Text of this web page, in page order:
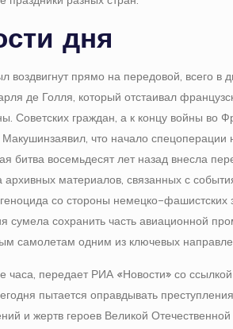
дня
воздвигнут прямо на передовой, всего в
де Голля, который отстаивал
Советских граждан, а к концу войны во
заявил, что начало
битва восемьдесят лет назад внесла
архивных материалов, связанных с
со стороны немецко-фашистских
сумела сохранить часть авиационной
самолетам одним из ключевых
часа, передает РИА «Новости» со
пытается оправдывать
и жертв героев Великой